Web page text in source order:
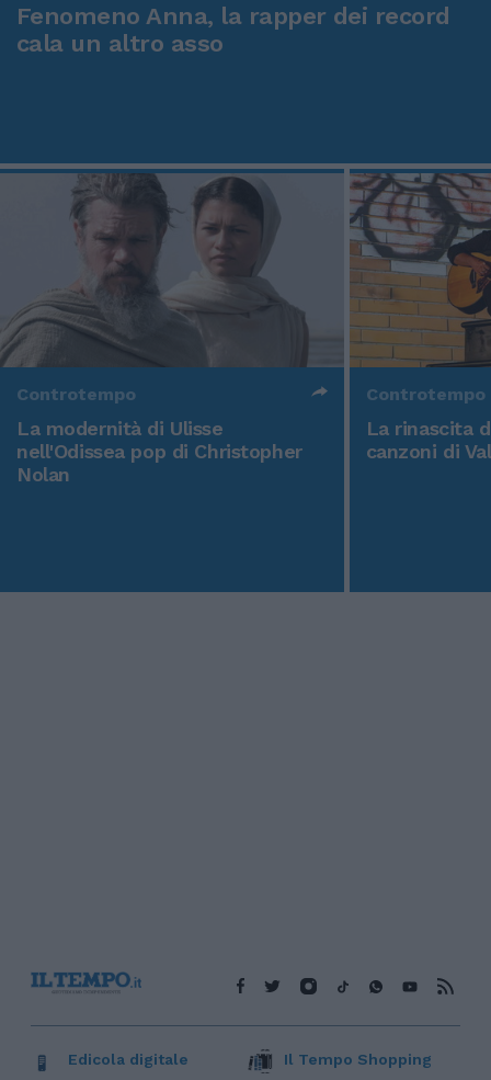
Fenomeno Anna, la rapper dei record
cala un altro asso
Controtempo
La modernità di Ulisse
nell'Odissea pop di Christopher
Nolan
Controtempo
La rinascita
canzoni di
Edicola digitale Il Tempo Shopping